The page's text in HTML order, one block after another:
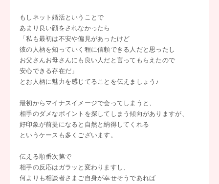
もしネット婚活ということで
あまり良い顔をされなかったら
「私も最初は不安や偏見があったけど
彼の人柄を知っていく程に信頼できる人だと思ったし
お父さんお母さんにも良い人だと言ってもらえたので
安心できる存在だ」
とお人柄に魅力を感じてることを伝えましょう♪
最初からマイナスイメージで会ってしまうと、
相手のダメなポイントを探してしまう傾向がありますが、
好印象が前提になると自然と納得してくれる
というケースも多くございます。
伝える順番次第で
相手の反応はガラッと変わりますし、
何よりも相談者さまご自身が幸せそうであれば